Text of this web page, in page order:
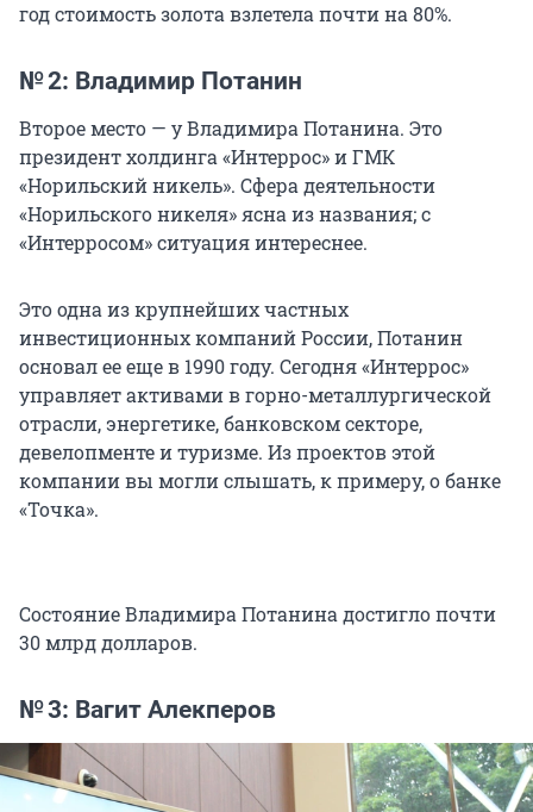
год стоимость золота взлетела почти на 80%.
№ 2: Владимир Потанин
Второе место — у Владимира Потанина. Это
президент холдинга «Интеррос» и ГМК
«Норильский никель». Сфера деятельности
«Норильского никеля» ясна из названия; с
«Интерросом» ситуация интереснее.
Это одна из крупнейших частных
инвестиционных компаний России, Потанин
основал ее еще в 1990 году. Сегодня «Интеррос»
управляет активами в горно-металлургической
отрасли, энергетике, банковском секторе,
девелопменте и туризме. Из проектов этой
компании вы могли слышать, к примеру, о банке
«Точка».
Состояние Владимира Потанина достигло почти
30 млрд долларов.
№ 3: Вагит Алекперов